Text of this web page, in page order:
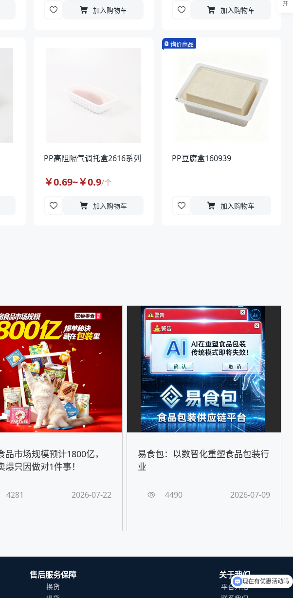
加入购物车 加入购物车
PP高阻隔气调托盒2616系列
￥0.69~￥0.9/个
加入购物车
询价商品
PP豆腐盒160939
加入购物车
品市场规模预计1800亿，
爆只因做对1件事！
4281 2026-07-22
易食包：以数智化重塑食品包装行
业
4490 2026-07-09
开
售后服务保障
换货
关于我们
平台介绍现在有优惠活动吗